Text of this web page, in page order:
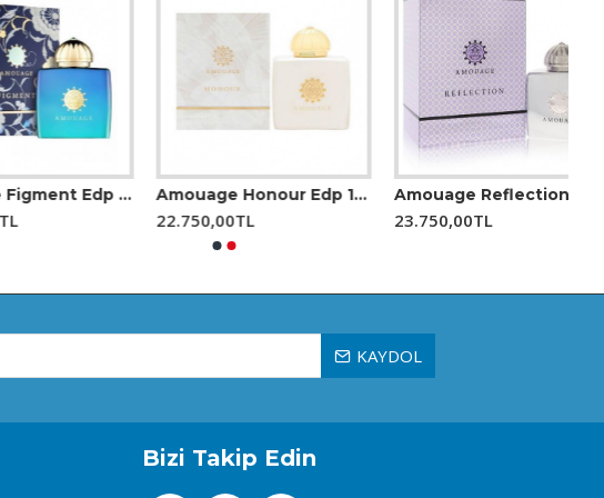
Amouage Figment Edp 100 Ml Kadın Parfüm Amouage Honour Edp 100 Ml Kadın Parfüm
22.750,00TL
Amouage Reflection Edp 100 Ml Kadın Parfüm
23.750,00TL
KAYDOL
Bizi Takip Edin